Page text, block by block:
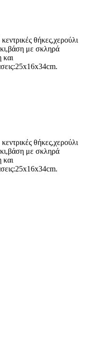
θήκες,χερούλι
με σκληρά
και
θήκες,χερούλι
με σκληρά
και